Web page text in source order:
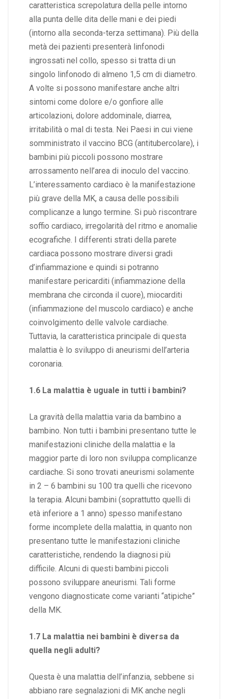
caratteristica screpolatura della pelle intorno
alla punta delle dita delle mani e dei piedi
(intorno alla seconda-terza settimana). Più della
metà dei pazienti presenterà linfonodi
ingrossati nel collo, spesso si tratta di un
singolo linfonodo di almeno 1,5 cm di diametro.
A volte si possono manifestare anche altri
sintomi come dolore e/o gonfiore alle
articolazioni, dolore addominale, diarrea,
irritabilità o mal di testa. Nei Paesi in cui viene
somministrato il vaccino BCG (antitubercolare), i
bambini più piccoli possono mostrare
arrossamento nell’area di inoculo del vaccino.
L’interessamento cardiaco è la manifestazione
più grave della MK, a causa delle possibili
complicanze a lungo termine. Si può riscontrare
soffio cardiaco, irregolarità del ritmo e anomalie
ecografiche. I differenti strati della parete
cardiaca possono mostrare diversi gradi
d’infiammazione e quindi si potranno
manifestare pericarditi (infiammazione della
membrana che circonda il cuore), miocarditi
(infiammazione del muscolo cardiaco) e anche
coinvolgimento delle valvole cardiache.
Tuttavia, la caratteristica principale di questa
malattia è lo sviluppo di aneurismi dell’arteria
coronaria.
1.6 La malattia è uguale in tutti i bambini?
La gravità della malattia varia da bambino a
bambino. Non tutti i bambini presentano tutte le
manifestazioni cliniche della malattia e la
maggior parte di loro non sviluppa complicanze
cardiache. Si sono trovati aneurismi solamente
in 2 – 6 bambini su 100 tra quelli che ricevono
la terapia. Alcuni bambini (soprattutto quelli di
età inferiore a 1 anno) spesso manifestano
forme incomplete della malattia, in quanto non
presentano tutte le manifestazioni cliniche
caratteristiche, rendendo la diagnosi più
difficile. Alcuni di questi bambini piccoli
possono sviluppare aneurismi. Tali forme
vengono diagnosticate come varianti “atipiche”
della MK.
1.7 La malattia nei bambini è diversa da
quella negli adulti?
Questa è una malattia dell’infanzia, sebbene si
abbiano rare segnalazioni di MK anche negli